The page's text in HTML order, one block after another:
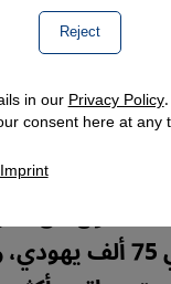
يكن لليهود
العربيين إلا
في مصر حوالي 75
Reject
in ourPrivacy Policy
consent here at any
Imprint